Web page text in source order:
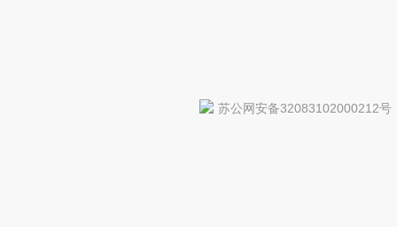
苏公网安备32083102000212号